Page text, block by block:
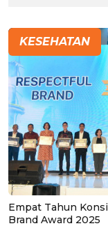
KESEHATAN
Empat Tahun
Brand Award 2025